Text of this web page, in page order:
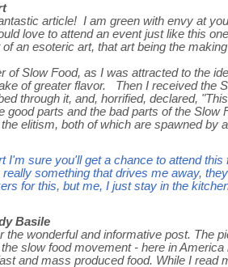
article! I am green with envy at
love to attend an event just like this
an esoteric art, that art being the
of Slow Food, as I was attracted to the
of greater flavor. Then I received the
through it, and, horrified, declared,
good parts and the bad parts of the
elitism, both of which are spawned by
I'm sure you'll get a chance to attend this
really something that drives me away,
for this, but me, I just stay in the
Basile
the wonderful and informative post. The
slow food movement - here in
and mass produced food. While I read